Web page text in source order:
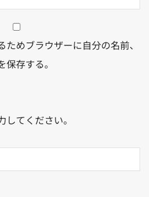
めブラウザーに自分の名前、
存する。
してください。